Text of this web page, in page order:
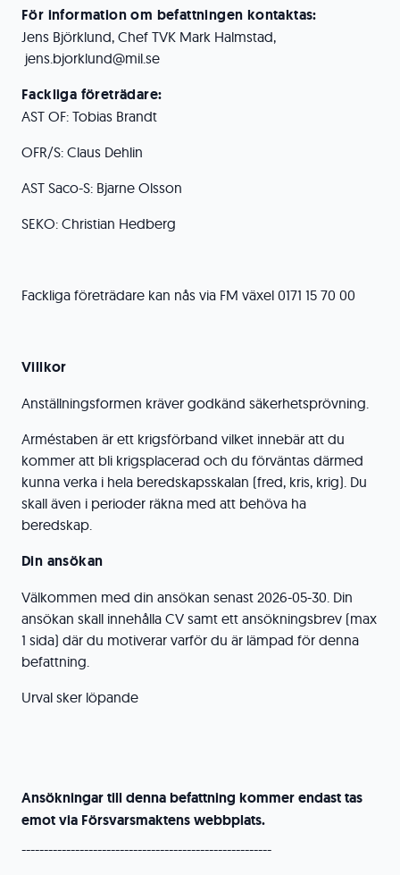
För information om befattningen kontaktas:
Jens Björklund, Chef TVK Mark Halmstad,
jens.bjorklund@mil.se
Fackliga företrädare:
AST OF: Tobias Brandt
OFR/S: Claus Dehlin
AST Saco-S: Bjarne Olsson
SEKO: Christian Hedberg
Fackliga företrädare kan nås via FM växel 0171 15 70 00
Villkor
Anställningsformen kräver godkänd säkerhetsprövning.
Arméstaben är ett krigsförband vilket innebär att du
kommer att bli krigsplacerad och du förväntas därmed
kunna verka i hela beredskapsskalan (fred, kris, krig). Du
skall även i perioder räkna med att behöva ha
beredskap.
Din ansökan
Välkommen med din ansökan senast 2026-05-30. Din
ansökan skall innehålla CV samt ett ansökningsbrev (max
1 sida) där du motiverar varför du är lämpad för denna
befattning.
Urval sker löpande
Ansökningar till denna befattning kommer endast tas
emot via Försvarsmaktens webbplats.
--------------------------------------------------------